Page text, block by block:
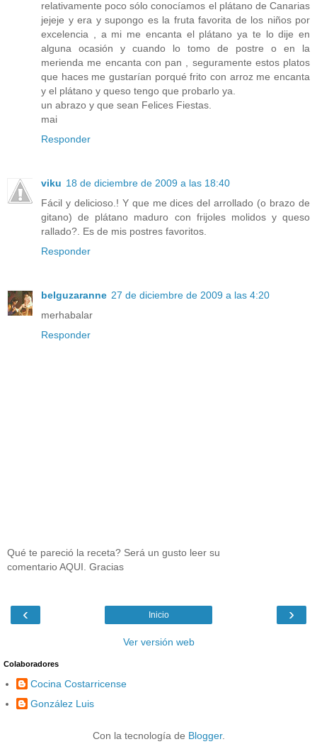
relativamente poco sólo conocíamos el plátano de Canarias
jejeje y era y supongo es la fruta favorita de los niños por
excelencia , a mi me encanta el plátano ya te lo dije en
alguna ocasión y cuando lo tomo de postre o en la
merienda me encanta con pan , seguramente estos platos
que haces me gustarían porqué frito con arroz me encanta
y el plátano y queso tengo que probarlo ya.
un abrazo y que sean Felices Fiestas.
mai
Responder
viku 18 de diciembre de 2009 a las 18:40
Fácil y delicioso.! Y que me dices del arrollado (o brazo de
gitano) de plátano maduro con frijoles molidos y queso
rallado?. Es de mis postres favoritos.
Responder
belguzaranne 27 de diciembre de 2009 a las 4:20
merhabalar
Responder
Qué te pareció la receta? Será un gusto leer su
comentario AQUI. Gracias
‹ ›
Inicio
Ver versión web
Colaboradores
Cocina Costarricense
González Luis
Con la tecnología de Blogger.